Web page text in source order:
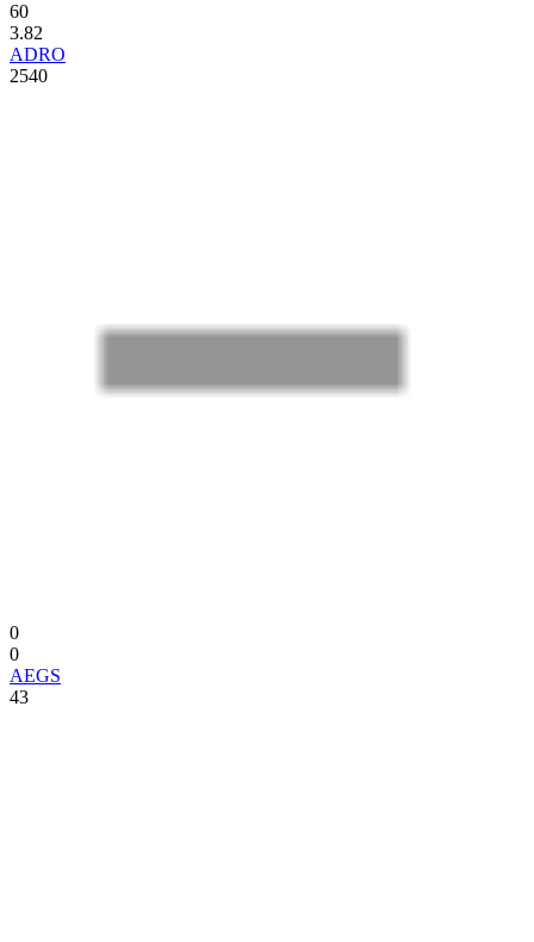
60
3.82
ADRO
2540
0
0
AEGS
43